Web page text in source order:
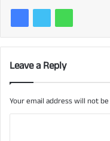
Leave a Reply
Your email address will not